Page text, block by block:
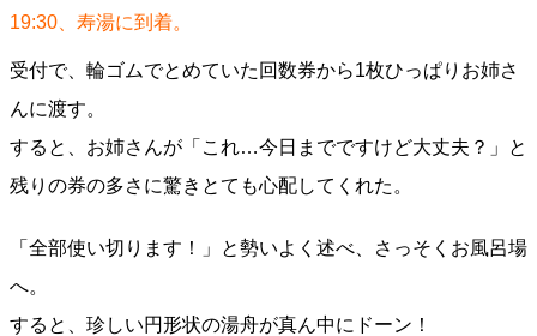
19:30、寿湯に到着。
受付で、輪ゴムでとめていた回数券から1枚ひっぱりお姉さ
んに渡す。
すると、お姉さんが「これ…今日までですけど大丈夫？」と
残りの券の多さに驚きとても心配してくれた。
「全部使い切ります！」と勢いよく述べ、さっそくお風呂場
へ。
すると、珍しい円形状の湯舟が真ん中にドーン！